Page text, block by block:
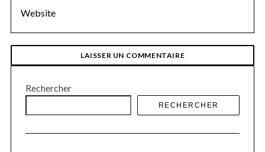
Rechercher
RECHERCHER